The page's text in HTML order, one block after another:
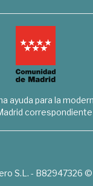
ayuda para la
S.L. - B82947326